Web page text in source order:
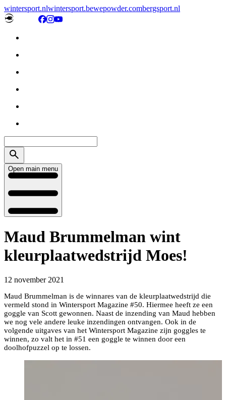
wintersport.nlwintersport.bewepowder.combergsport.nl
Open main menu
Maud Brummelman wint
kleurplaatwedstrijd Moes!
12 november 2021
Maud Brummelman is de winnares van de kleurplaatwedstrijd die
vermeld stond in Wintersport Magazine #50. Hiermee heeft ze een
goggle van Scott gewonnen. Naast de inzending van Maud hebben
we nog vele andere leuke inzendingen ontvangen. Ook in de
volgende uitgaves van het Wintersport Magazine zijn goggles te
winnen, zo valt het in #51 een goggle te winnen door een
doolhofpuzzel op te lossen.